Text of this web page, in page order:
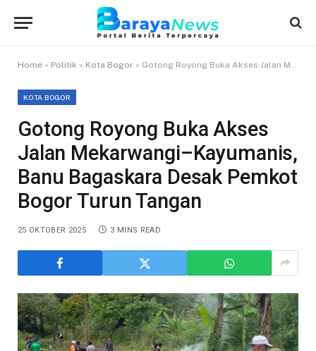
Home » Politik » Kota Bogor » Gotong Royong Buka Akses Jalan Mekarwangi–Kayumanis, Banu Bagaskara Desak Pemkot Bogor Turun Tangan
KOTA BOGOR
Gotong Royong Buka Akses
Jalan Mekarwangi–Kayumanis,
Banu Bagaskara Desak Pemkot
Bogor Turun Tangan
25 OKTOBER 2025 3 MINS READ